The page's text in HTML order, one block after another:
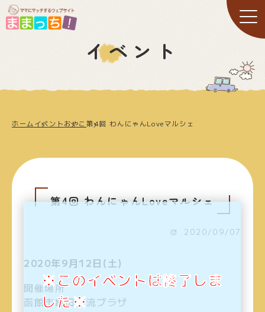
イベント
ホーム イベントおやこ第4回 わんにゃんLoveマルシェ
第4回 わんにゃんLoveマルシェ
2020/09/07
2020年9月12日(土)
開催場所
函館市亀田交流プラザ
※このイベントは終了しま
した※